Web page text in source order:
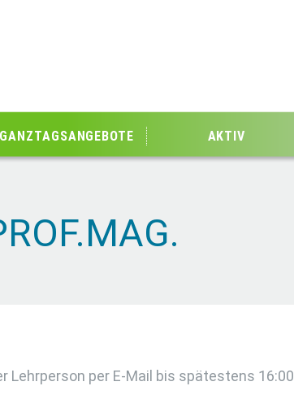
GANZTAGSANGEBOTE AKTIV
Lehrperson per E-Mail bis spätestens 16:00